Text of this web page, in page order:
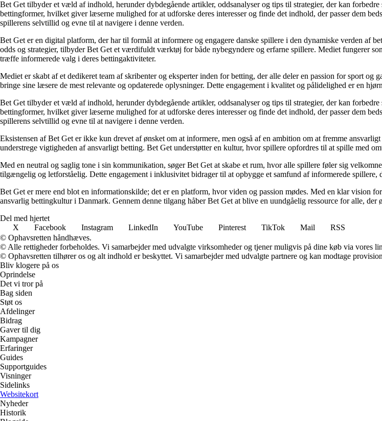
Bet Get tilbyder et væld af indhold, herunder dybdegående artikler, oddsanalyser og tips til strategier, der kan
bettingformer, hvilket giver læserne mulighed for at udforske deres interesser og finde det indhold, der passer dem
spillerens selvtillid og evne til at navigere i denne verden.
Bet Get er en digital platform, der har til formål at informere og engagere danske spillere i den dynamiske verden af
odds og strategier, tilbyder Bet Get et værdifuldt værktøj for både nybegyndere og erfarne spillere. Mediet fungerer
træffe informerede valg i deres bettingaktiviteter.
Mediet er skabt af et dedikeret team af skribenter og eksperter inden for betting, der alle deler en passion for sport
bringe sine læsere de mest relevante og opdaterede oplysninger. Dette engagement i kvalitet og pålidelighed er en
Bet Get tilbyder et væld af indhold, herunder dybdegående artikler, oddsanalyser og tips til strategier, der kan
bettingformer, hvilket giver læserne mulighed for at udforske deres interesser og finde det indhold, der passer dem
spillerens selvtillid og evne til at navigere i denne verden.
Eksistensen af Bet Get er ikke kun drevet af ønsket om at informere, men også af en ambition om at fremme
understrege vigtigheden af ansvarligt betting. Bet Get understøtter en kultur, hvor spillere opfordres til at spille med
Med en neutral og saglig tone i sin kommunikation, søger Bet Get at skabe et rum, hvor alle spillere føler sig
tilgængelig og letforståelig. Dette engagement i inklusivitet bidrager til at opbygge et samfund af informerede spillere,
Bet Get er mere end blot en informationskilde; det er en platform, hvor viden og passion mødes. Med en klar vision
ansvarlig bettingkultur i Danmark. Gennem denne tilgang håber Bet Get at blive en uundgåelig ressource for alle, der
Del med hjertet
X
Facebook Instagram LinkedIn YouTube Pinterest TikTok Mail
RSS
© Ophavsretten håndhæves.
© Alle rettigheder forbeholdes. Vi samarbejder med udvalgte virksomheder og tjener muligvis på dine køb via vores
© Ophavsretten tilhører os og alt indhold er beskyttet. Vi samarbejder med udvalgte partnere og kan modtage
Bliv klogere på os
Oprindelse
Det vi tror på
Bag siden
Støt os
Afdelinger
Bidrag
Gaver til dig
Kampagner
Erfaringer
Guides
Supportguides
Visninger
Sidelinks
Websitekort
Nyheder
Historik